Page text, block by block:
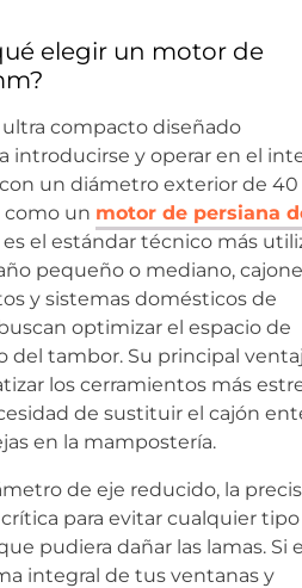
elegir un motor de
compacto diseñado
introducirse y operar en el
un diámetro exterior de 40
un motor de persiana
es el estándar técnico más
pequeño o mediano,
y sistemas domésticos de
optimizar el espacio de
tambor. Su principal
los cerramientos más
de sustituir el cajón
en la mampostería.
de eje reducido, la
para evitar cualquier
pudiera dañar las lamas. Si
integral de tus ventanas y